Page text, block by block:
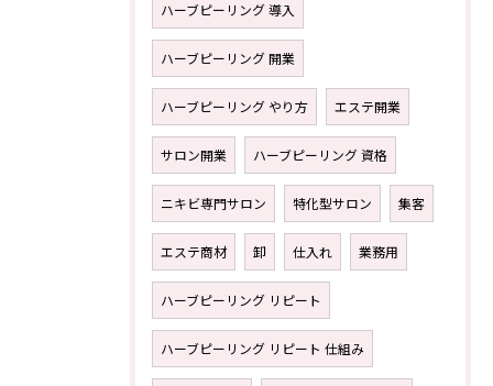
ハーブピーリング 導入
ハーブピーリング 開業
ハーブピーリング やり方 エステ開業
サロン開業 ハーブピーリング 資格
ニキビ専門サロン 特化型サロン 集客
エステ商材 卸 仕入れ 業務用
ハーブピーリング リピート
ハーブピーリング リピート 仕組み